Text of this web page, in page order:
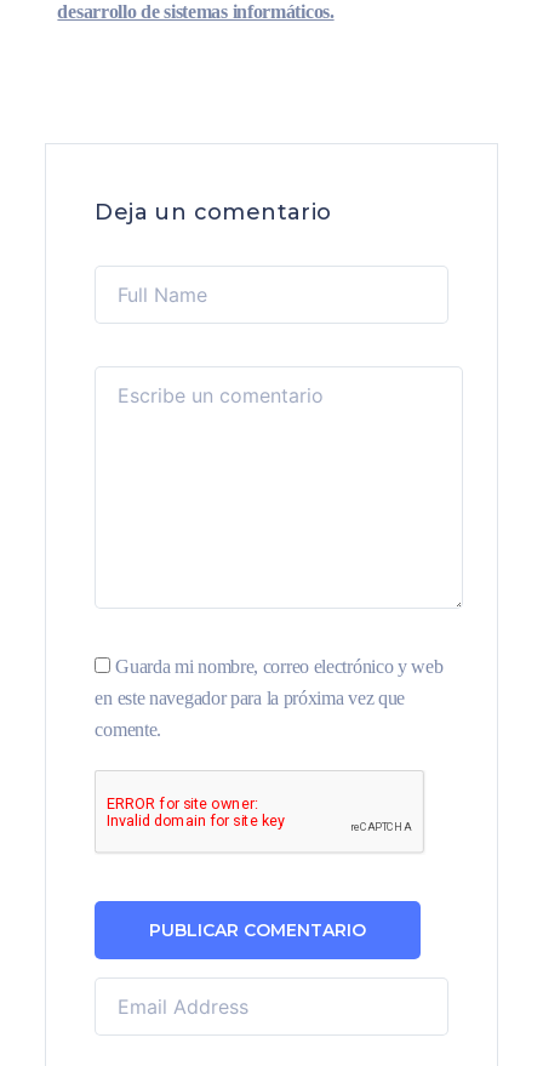
desarrollo de sistemas informáticos.
Deja un comentario
Guarda mi nombre, correo electrónico y web
en este navegador para la próxima vez que
comente.